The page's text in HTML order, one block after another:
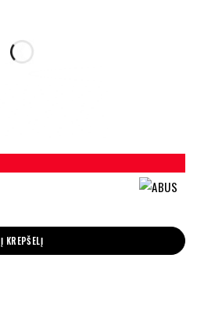
Į KREPŠELĮ